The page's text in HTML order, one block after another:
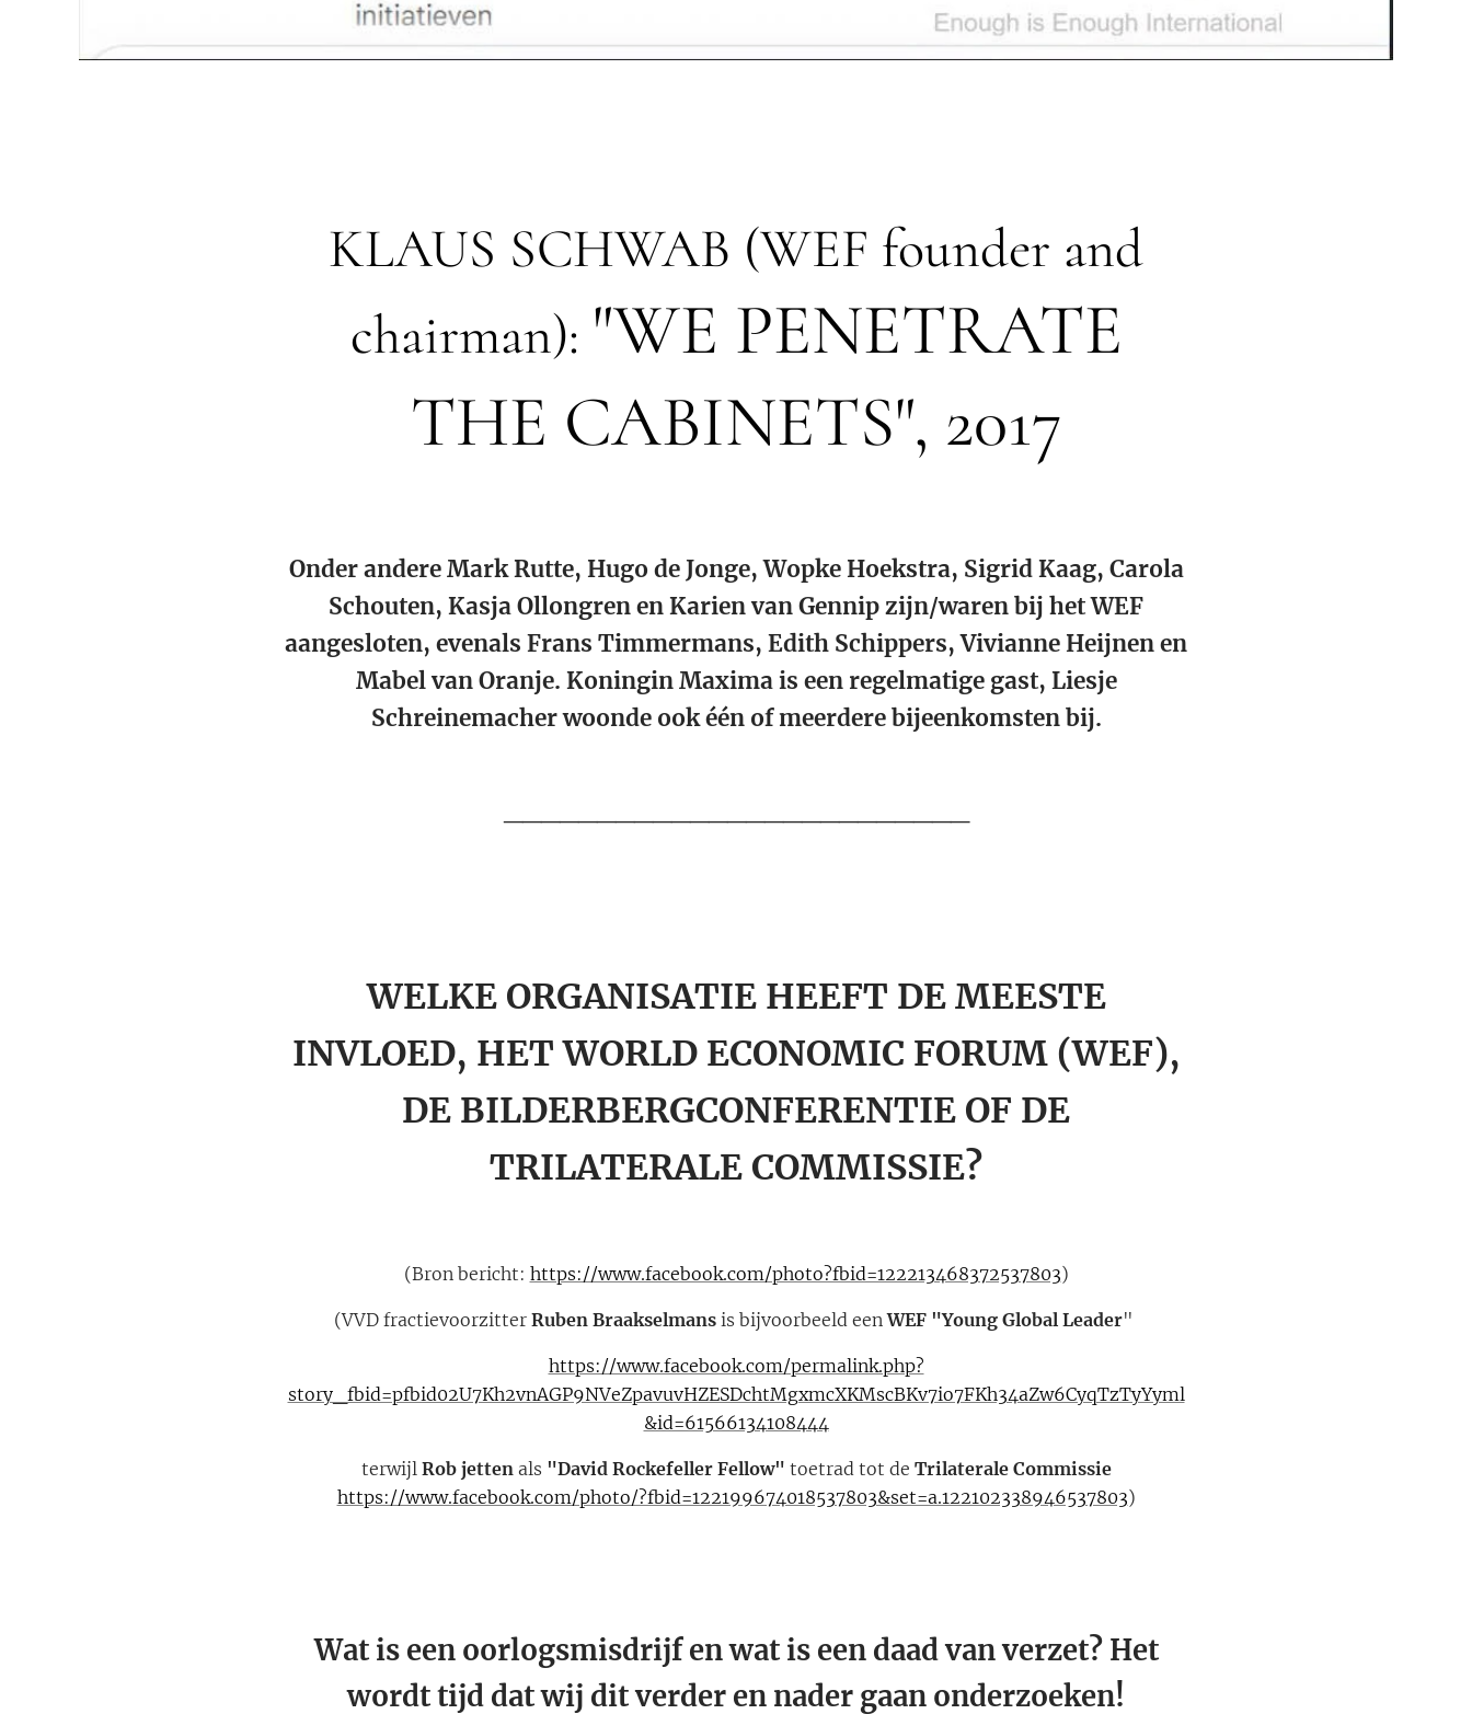
KLAUS SCHWAB (WEF founder and
chairman): "WE PENETRATE
THE CABINETS", 2017
Onder andere Mark Rutte, Hugo de Jonge, Wopke Hoekstra, Sigrid Kaag, Carola
Schouten, Kasja Ollongren en Karien van Gennip zijn/waren bij het WEF
aangesloten, evenals Frans Timmermans, Edith Schippers, Vivianne Heijnen en
Mabel van Oranje. Koningin Maxima is een regelmatige gast, Liesje
Schreinemacher woonde ook één of meerdere bijeenkomsten bij.
WELKE ORGANISATIE HEEFT DE MEESTE
INVLOED, HET WORLD ECONOMIC FORUM (WEF),
DE BILDERBERGCONFERENTIE OF DE
TRILATERALE COMMISSIE?
(Bron bericht: https://www.facebook.com/photo?fbid=122213468372537803)
(VVD fractievoorzitter Ruben Braakselmans is bijvoorbeeld eenWEF "Young Global Leader"
https://www.facebook.com/permalink.php?
story_fbid=pfbid02U7Kh2vnAGP9NVeZpavuvHZESDchtMgxmcXKMscBKv7io7FKh34aZw6CyqTzTyYyml
&id=61566134108444
terwijl Rob jettenals "David Rockefeller Fellow" toetrad tot de Trilaterale Commissie
https://www.facebook.com/photo/?fbid=122199674018537803&set=a.122102338946537803)
Wat is een oorlogsmisdrijf en wat is een daad van verzet? Het
wordt tijd dat wij dit verder en nader gaan onderzoeken!